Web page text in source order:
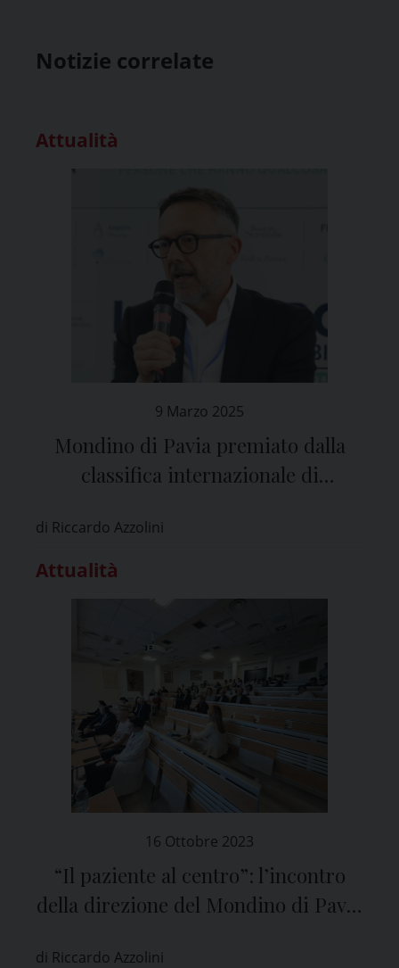
Notizie correlate
Attualità
9 Marzo 2025
Mondino di Pavia premiato dalla
classifica internazionale di
di Riccardo Azzolini
Attualità
16 Ottobre 2023
“Il paziente al centro”: l’incontro
della direzione del Mondino di Pavia
di Riccardo Azzolini